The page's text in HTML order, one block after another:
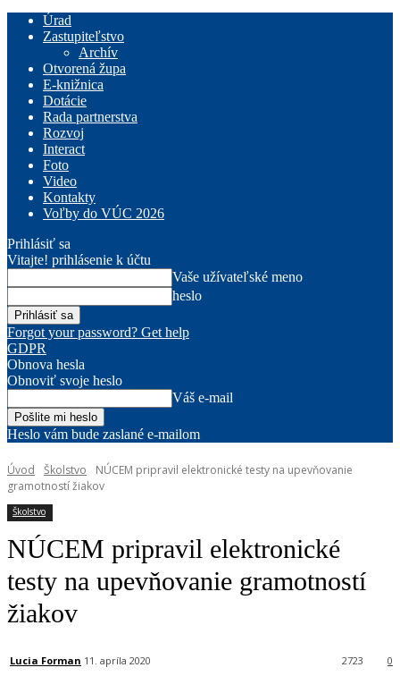
Úrad
Zastupiteľstvo
Archív
Otvorená župa
E-knižnica
Dotácie
Rada partnerstva
Rozvoj
Interact
Foto
Video
Kontakty
Voľby do VÚC 2026
Prihlásiť sa
Vitajte! prihlásenie k účtu
Vaše užívateľské meno
heslo
Forgot your password? Get help
GDPR
Obnova hesla
Obnoviť svoje heslo
Váš e-mail
Heslo vám bude zaslané e-mailom
Úvod Školstvo
NÚCEM pripravil elektronické testy na upevňovanie
gramotností žiakov
Školstvo
NÚCEM pripravil elektronické
testy na upevňovanie gramotností
žiakov
Lucia Forman 11. apríla 2020 0
2723